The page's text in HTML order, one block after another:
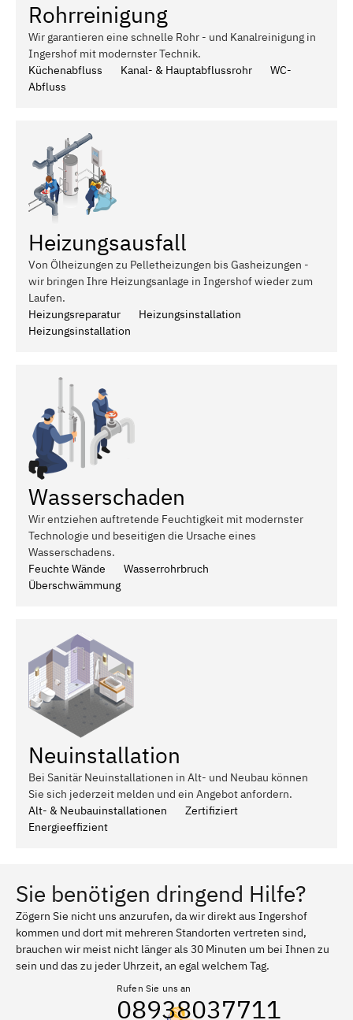
Rohrreinigung
Wir garantieren eine schnelle Rohr - und Kanalreinigung in
Ingershof mit modernster Technik.
Küchenabfluss
Kanal- & Hauptabflussrohr
WC-
Abfluss
Heizungsausfall
Von Ölheizungen zu Pelletheizungen bis Gasheizungen -
wir bringen Ihre Heizungsanlage in Ingershof wieder zum
Laufen.
Heizungsreparatur
Heizungsinstallation
Heizungsinstallation
Wasserschaden
Wir entziehen auftretende Feuchtigkeit mit modernster
Technologie und beseitigen die Ursache eines
Wasserschadens.
Feuchte Wände
Wasserrohrbruch
Überschwämmung
Neuinstallation
Bei Sanitär Neuinstallationen in Alt- und Neubau können
Sie sich jederzeit melden und ein Angebot anfordern.
Alt- & Neubauinstallationen
Zertifiziert
Energieeffizient
Sie benötigen dringend Hilfe?
Zögern Sie nicht uns anzurufen, da wir direkt aus Ingershof
kommen und dort mit mehreren Standorten vertreten sind,
brauchen wir meist nicht länger als 30 Minuten um bei Ihnen zu
sein und das zu jeder Uhrzeit, an egal welchem Tag.
Rufen Sie uns an
08938037711